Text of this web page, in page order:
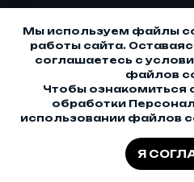
Мы используем файлы
работы сайта.
соглашаетесь с
файлов
Чтобы ознакомиться
обработки
использовании файлов
Я
Made on